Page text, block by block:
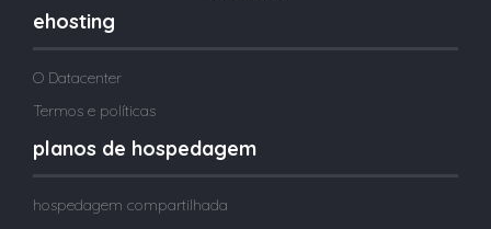
ehosting
O Datacenter
Termos e políticas
planos de hospedagem
hospedagem compartilhada